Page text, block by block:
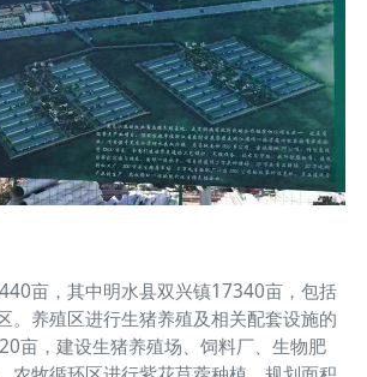
亩，其中明水县双兴镇17340亩，包括
。养殖区进行生猪养殖及相关配套设施的
亩，建设生猪养殖场、饲料厂、生物肥